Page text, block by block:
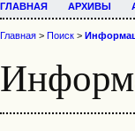
ГЛАВНАЯ АРХИВЫ
Главная > Поиск >